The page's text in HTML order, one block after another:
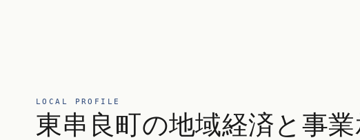
LOCAL PROFILE
東串良町の地域経済と事業